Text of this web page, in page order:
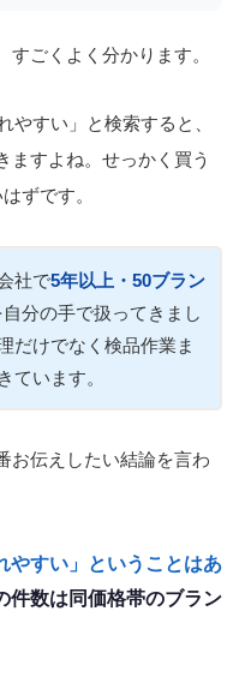
ごくよく分かります。
やすい」と検索すると、
ますよね。せっかく買う
ずです。
社で5年以上・50ブラン
自分の手で扱ってきまし
だけでなく検品作業ま
ています。
お伝えしたい結論を言わ
やすい」ということはあ
件数は同価格帯のブラン